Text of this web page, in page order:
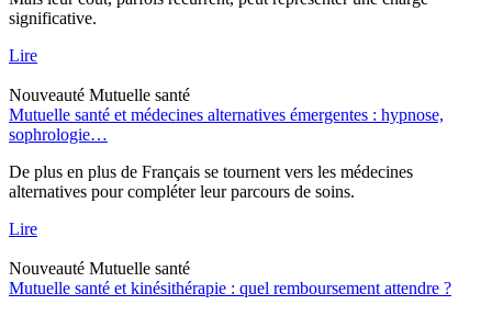
significative.
Lire
Nouveauté Mutuelle santé
Mutuelle santé et médecines alternatives émergentes : hypnose,
sophrologie…
De plus en plus de Français se tournent vers les médecines
alternatives pour compléter leur parcours de soins.
Lire
Nouveauté Mutuelle santé
Mutuelle santé et kinésithérapie : quel remboursement attendre ?